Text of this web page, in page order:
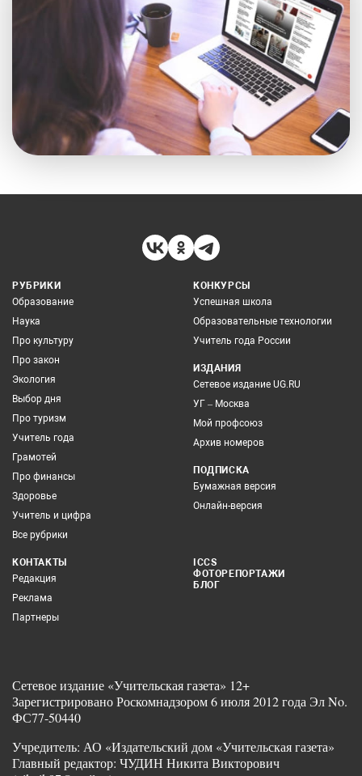
РУБРИКИ
Образование
Наука
Про культуру
Про закон
Экология
Выбор дня
Про туризм
Учитель года
Грамотей
Про финансы
Здоровье
Учитель и цифра
Все рубрики
КОНКУРСЫ
Успешная школа
Образовательные технологии
Учитель года России
ИЗДАНИЯ
Сетевое издание UG.RU
УГ – Москва
Мой профсоюз
Архив номеров
ПОДПИСКА
Бумажная версия
Онлайн-версия
КОНТАКТЫ
Редакция
Реклама
Партнеры
ICCS
ФОТОРЕПОРТАЖИ
БЛОГ
Сетевое издание «Учительская газета» 12+
Зарегистрировано Роскомнадзором 6 июля 2012 года Эл No.
ФС77-50440
Учредитель: АО «Издательский дом «Учительская газета»
Главный редактор: ЧУДИН Никита Викторович